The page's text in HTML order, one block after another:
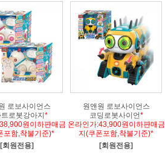
로보사이언스
로봇강아지 *
원이하판매금
포함,착불기준)*
[회원전용]
원앤원 로보사이언스
코딩로봇사이언*
온라인가:43,900원이하판매금
지(쿠폰포함,착불기준)*
[회원전용]